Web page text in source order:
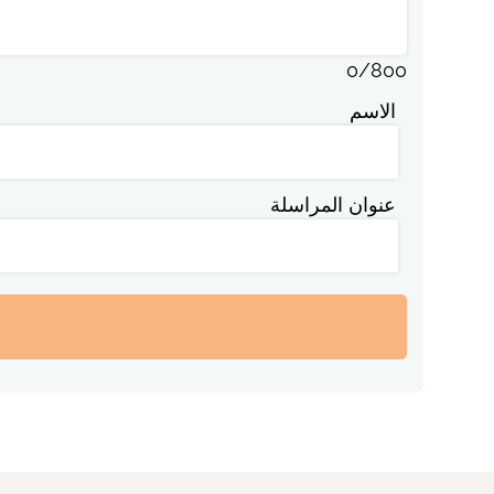
0/800
الاسم
عنوان المراسلة